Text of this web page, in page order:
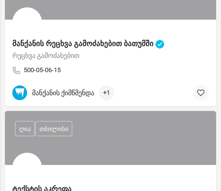
მანქანის რეცხვა გამოძახებით ბათუმში
რეცხვა გამოძახებით
500-05-06-15
მანქანის ქიმწმენდა +1
ტექსტის აკრეფა
ღია თბილისი